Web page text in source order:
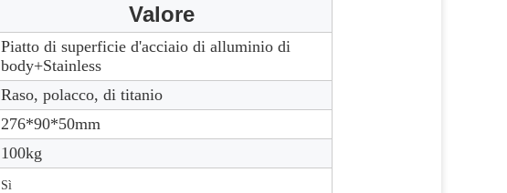
Valore
Piatto di superficie d'acciaio di alluminio di
body+Stainless
Raso, polacco, di titanio
276*90*50mm
100kg
Sì